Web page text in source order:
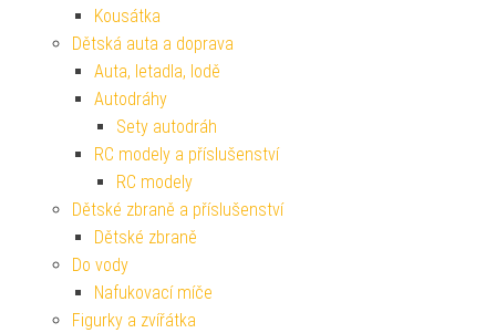
Kousátka
Dětská auta a doprava
Auta, letadla, lodě
Autodráhy
Sety autodráh
RC modely a příslušenství
RC modely
Dětské zbraně a příslušenství
Dětské zbraně
Do vody
Nafukovací míče
Figurky a zvířátka